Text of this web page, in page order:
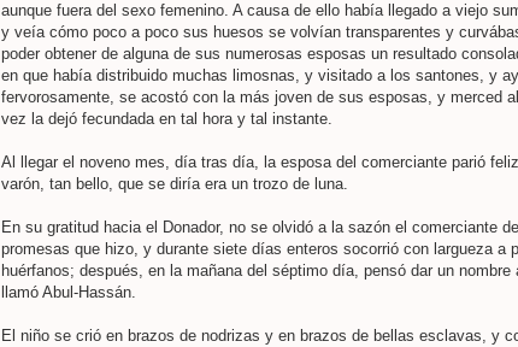
aunque fuera del sexo femenino. A causa de ello había llegado a viejo
y veía cómo poco a poco sus huesos se volvían transparentes y
poder obtener de alguna de sus numerosas esposas un resultado
en que había distribuido muchas limosnas, y visitado a los santones, y
fervorosamente, se acostó con la más joven de sus esposas, y merced
vez la dejó fecundada en tal hora y tal instante.
Al llegar el noveno mes, día tras día, la esposa del comerciante parió
varón, tan bello, que se diría era un trozo de luna.
En su gratitud hacia el Donador, no se olvidó a la sazón el comerciante
promesas que hizo, y durante siete días enteros socorrió con largueza a
huérfanos; después, en la mañana del séptimo día, pensó dar un
llamó Abul-Hassán.
El niño se crió en brazos de nodrizas y en brazos de bellas esclavas, y